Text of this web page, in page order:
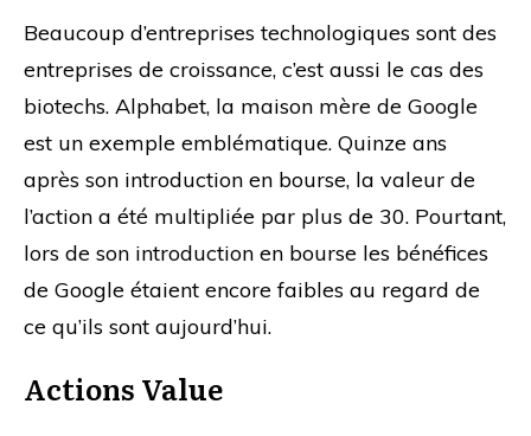
Beaucoup d’entreprises technologiques sont des
entreprises de croissance, c’est aussi le cas des
biotechs. Alphabet, la maison mère de Google
est un exemple emblématique. Quinze ans
après son introduction en bourse, la valeur de
l’action a été multipliée par plus de 30. Pourtant,
lors de son introduction en bourse les bénéfices
de Google étaient encore faibles au regard de
ce qu’ils sont aujourd’hui.
Actions Value